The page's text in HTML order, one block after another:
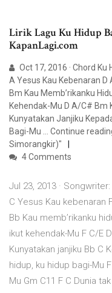
Lirik Lagu Ku Hidup
KapanLagi.com
Oct 17, 2016 · Chord
A Yesus Kau Kebenaran
Bm Kau Memb’rikanku
Kehendak-Mu D A/C# Bm
Kunyatakan Janjiku
Bagi-Mu … Continue
Simorangkir)"
4 Comments
Jul 23, 2013 ·
C Yesus Kau kebenaran
Bb Kau memb’rikanku
ikut kehendak-Mu F C/E
Kunyatakan janjiku Bb C
hidup, ku hidup bagi-Mu
Mu Gm C11 F C Dunia